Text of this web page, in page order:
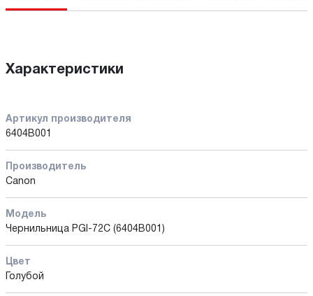
Характеристики
Артикул производителя
6404B001
Производитель
Canon
Модель
Чернильница PGI-72C (6404B001)
Цвет
Голубой